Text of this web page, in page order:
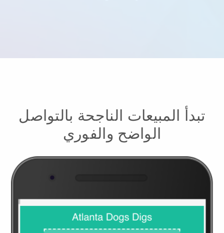
تبدأ المبيعات الناجحة بالتواصل
الواضح والفوري